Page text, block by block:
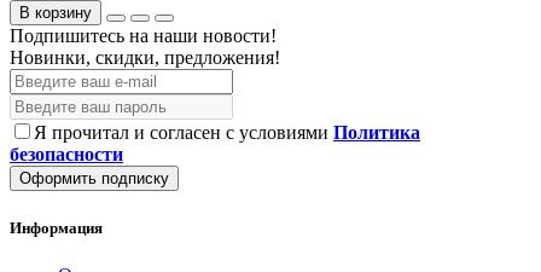
В корзину
Подпишитесь на наши новости!
Новинки, скидки, предложения!
Я прочитал и согласен с условиями Политика
безопасности
Оформить подписку
Информация